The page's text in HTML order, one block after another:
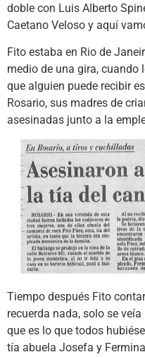
doble con Luis Alberto
Caetano Veloso y aquí
Fito estaba en Rio de
medio de una gira,
que alguien puede recibir
Rosario, sus madres de
asesinadas junto a la
Tiempo después Fito
recuerda nada, solo se
que es lo que todos
tía abuela Josefa y